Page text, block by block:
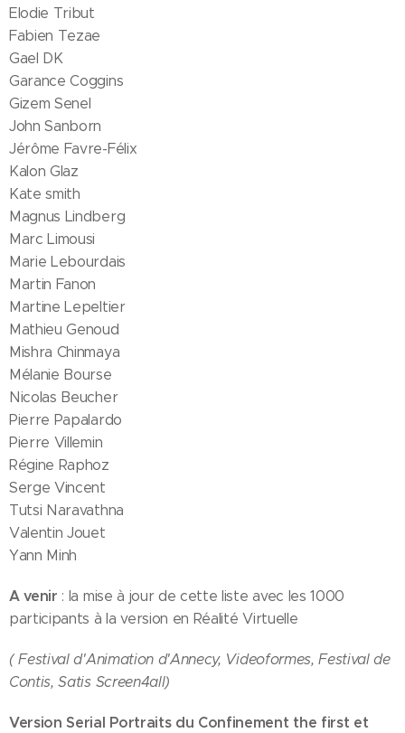
Elodie Tribut
Fabien Tezae
Gael DK
Garance Coggins
Gizem Senel
John Sanborn
Jérôme Favre-Félix
Kalon Glaz
Kate smith
Magnus Lindberg
Marc Limousi
Marie Lebourdais
Martin Fanon
Martine Lepeltier
Mathieu Genoud
Mishra Chinmaya
Mélanie Bourse
Nicolas Beucher
Pierre Papalardo
Pierre Villemin
Régine Raphoz
Serge Vincent
Tutsi Naravathna
Valentin Jouet
Yann Minh
A venir : la mise à jour de cette liste avec les 1000
participants à la version en Réalité Virtuelle
( Festival d'Animation d'Annecy, Videoformes, Festival de
Contis, Satis Screen4all)
Version Serial Portraits du Confinement the first et